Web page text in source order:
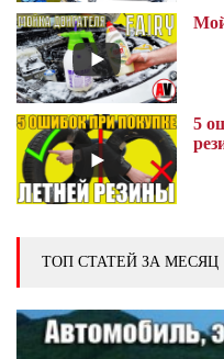
5
ТОП СТАТЕЙ ЗА МЕСЯЦ